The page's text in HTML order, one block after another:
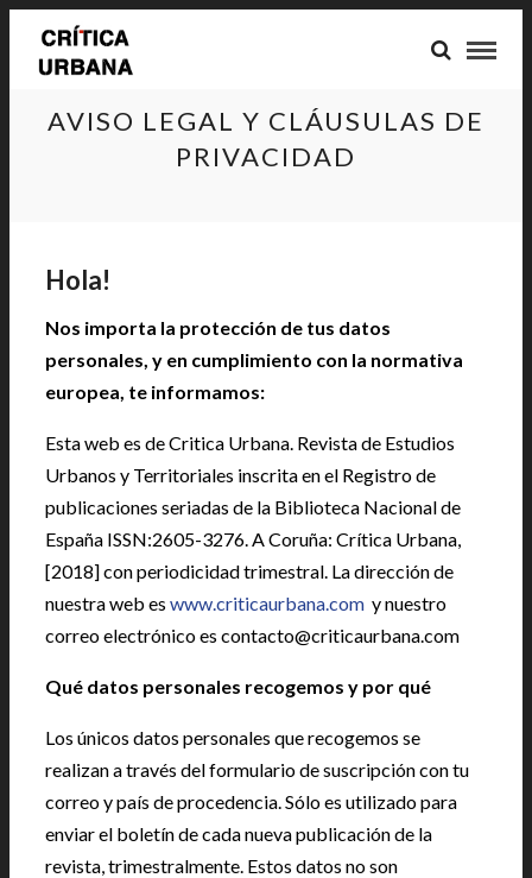
AVISO LEGAL Y CLÁUSULAS DE
PRIVACIDAD
Hola!
Nos importa la protección de tus datos
personales, y en cumplimiento con la normativa
europea, te informamos:
Esta web es de Critica Urbana. Revista de Estudios
Urbanos y Territoriales inscrita en el Registro de
publicaciones seriadas de la Biblioteca Nacional de
España ISSN:2605-3276. A Coruña: Crítica Urbana,
[2018] con periodicidad trimestral. La dirección de
nuestra web es www.criticaurbana.com y nuestro
correo electrónico es contacto@criticaurbana.com
Qué datos personales recogemos y por qué
Los únicos datos personales que recogemos se
realizan a través del formulario de suscripción con tu
correo y país de procedencia. Sólo es utilizado para
enviar el boletín de cada nueva publicación de la
revista, trimestralmente. Estos datos no son